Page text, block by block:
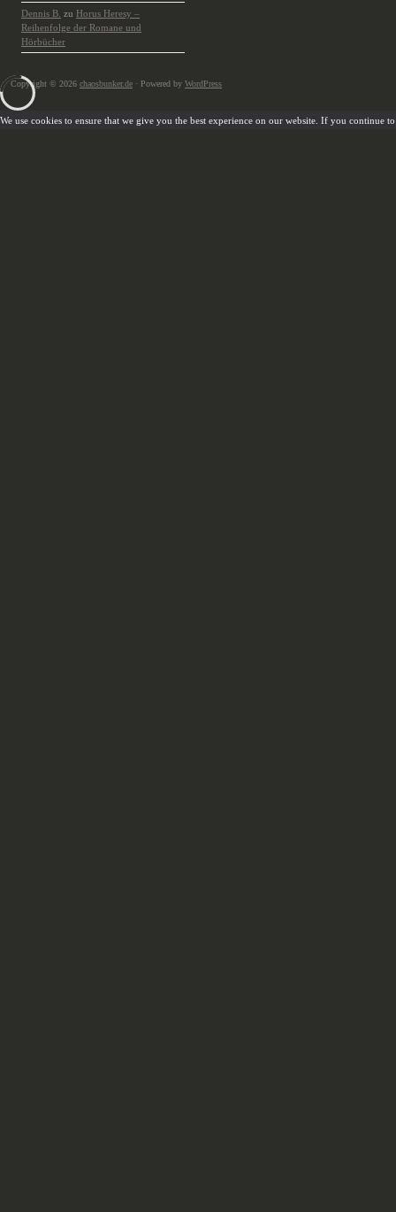
Dennis B. zu Horus Heresy –
Reihenfolge der Romane und
Hörbücher
Copyright © 2026 chaosbunker.de · Powered by WordPress
We use cookies to ensure that we give you the best experience on our website. If you continue